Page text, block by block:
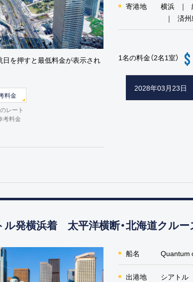
寄港地 横浜
済州
1名の料金（2名1室） $
2028年03月23日
を押すと最低料金が表示され
料金
レート
考料金
ル発横浜着 太平洋横断・北海道クル
船名 Quantum
出港地 シアトル